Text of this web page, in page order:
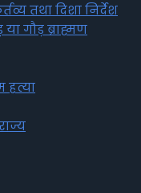
तथा दिशा निर्देश
गौड़ ब्राह्मण
हत्या